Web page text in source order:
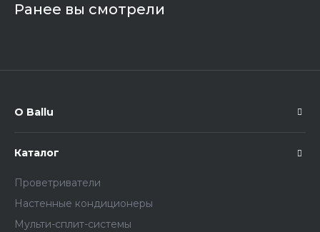
Ранее вы смотрели
О Ballu
Каталог
Проветриватели
Настенные кондиционеры
Мульти-сплит-системы